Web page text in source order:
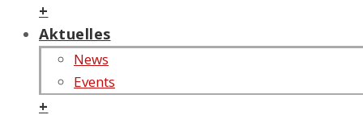
+
Aktuelles
News
Events
+